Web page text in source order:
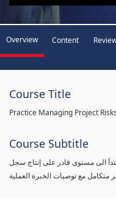
Overview Content
Course Title
Course Subtitle
الى مستوى قادر على إنتاج سجل
متكامل مع توصيات الخبرة العملية